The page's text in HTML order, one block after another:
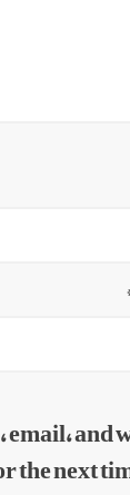
email, and
the next